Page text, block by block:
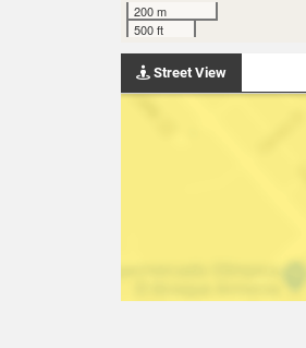
200 m
500 ft
Street View